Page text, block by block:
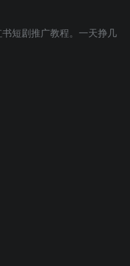
短剧推广教程。一天挣几